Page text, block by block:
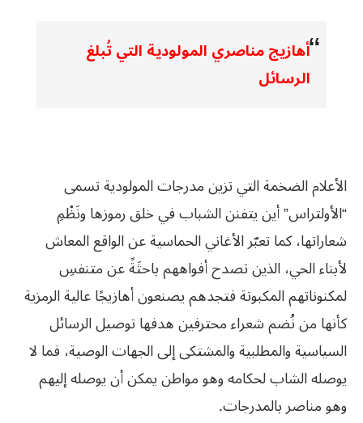
أهازيج مناصري المولودية التي تُبلغ
الرسائل
الأعلام الضخمة التي تزين مدرجات المولودية تسمى
“الأولتراس” أين يتفنن الشباب في خلق رموزها ونَظْمِ
شعاراتها، كما تعبّر الأغاني الحماسية عن الواقع المعاش
لأبناء الحي، الذين تصدح أفواههم باحثَةً عن متنفسِ
لمكنوناتهم المكبوتة فتجدهم يصنعون أهازيجًا عالية الرمزية
كأنها من نُضم شعراء محترفين هدفها توصيل الرسائل
السياسية والمطلبية والمشتكى إلى الجهات الوصية، فما لا
يوصله الشاب لحكامه وهو مواطن يمكن أن يوصله إليهم
وهو مناصر بالمدرجات.